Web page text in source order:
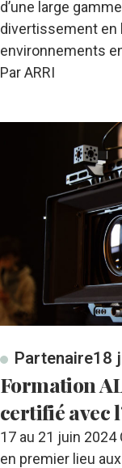
d’une large
divertissement en
environnements
Par ARRI
Partenaire18
Formation
certifié avec
17 au 21 juin
en premier lieu